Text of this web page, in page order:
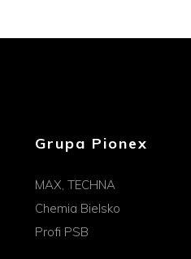
Grupa Pionex
MAX, TECHNA
Chemia Bielsko
Profi PSB